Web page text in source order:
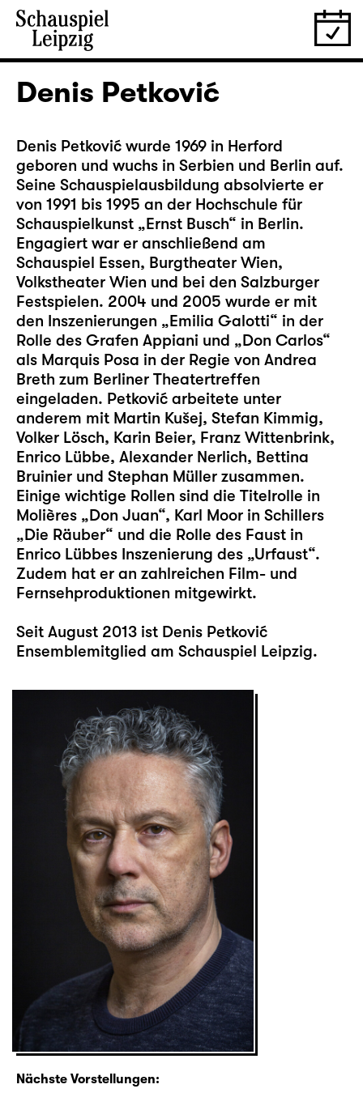
Denis Petković
Denis Petković wurde 1969 in Herford
geboren und wuchs in Serbien und Berlin auf.
Seine Schauspielausbildung absolvierte er
von 1991 bis 1995 an der Hochschule für
Schauspielkunst „Ernst Busch“ in Berlin.
Engagiert war er anschließend am
Schauspiel Essen, Burgtheater Wien,
Volkstheater Wien und bei den Salzburger
Festspielen. 2004 und 2005 wurde er mit
den Inszenierungen „Emilia Galotti“ in der
Rolle des Grafen Appiani und „Don Carlos“
als Marquis Posa in der Regie von Andrea
Breth zum Berliner Theatertreffen
eingeladen. Petković arbeitete unter
anderem mit Martin Kušej, Stefan Kimmig,
Volker Lösch, Karin Beier, Franz Wittenbrink,
Enrico Lübbe, Alexander Nerlich, Bettina
Bruinier und Stephan Müller zusammen.
Einige wichtige Rollen sind die Titelrolle in
Molières „Don Juan“, Karl Moor in Schillers
„Die Räuber“ und die Rolle des Faust in
Enrico Lübbes Inszenierung des „Urfaust“.
Zudem hat er an zahlreichen Film- und
Fernsehproduktionen mitgewirkt.
Seit August 2013 ist Denis Petković
Ensemblemitglied am Schauspiel Leipzig.
Nächste Vorstellungen: